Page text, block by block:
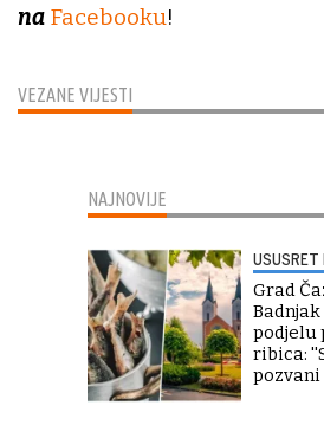
VEZANE VIJESTI
na Facebooku!
NAJNOVIJE
USUSRET
Grad
podjelu
ribica: